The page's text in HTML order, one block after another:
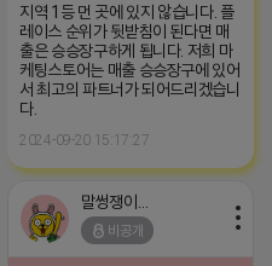
지역 1등 먼 곳에 있지 않습니다. 플
레이스 순위가 뒷받침이 된다면 매
출은 승승장구하게 됩니다. 저희 마
케팅스토어는 매출 승승장구에 있어
서 최고의 파트너가 되어드리겠습니
다.
2024-09-20 15:17:27
비공개